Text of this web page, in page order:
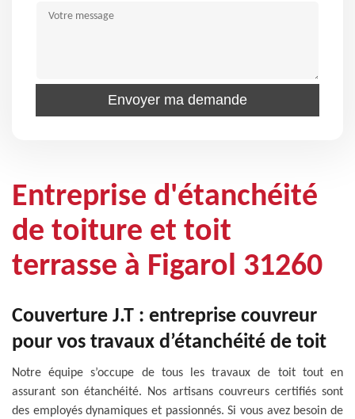
Entreprise d'étanchéité
de toiture et toit
terrasse à Figarol 31260
Couverture J.T : entreprise couvreur
pour vos travaux d’étanchéité de toit
Notre équipe s’occupe de tous les travaux de toit tout en
assurant son étanchéité. Nos artisans couvreurs certifiés sont
des employés dynamiques et passionnés. Si vous avez besoin de